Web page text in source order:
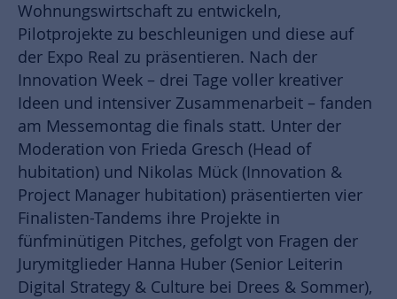
Wohnungswirtschaft zu entwickeln,
Pilotprojekte zu beschleunigen und diese auf
der Expo Real zu präsentieren. Nach der
Innovation Week – drei Tage voller kreativer
Ideen und intensiver Zusammenarbeit – fanden
am Messemontag die finals statt. Unter der
Moderation von Frieda Gresch (Head of
hubitation) und Nikolas Mück (Innovation &
Project Manager hubitation) präsentierten vier
Finalisten-Tandems ihre Projekte in
fünfminütigen Pitches, gefolgt von Fragen der
Jurymitglieder Hanna Huber (Senior Leiterin
Digital Strategy & Culture bei Drees & Sommer),